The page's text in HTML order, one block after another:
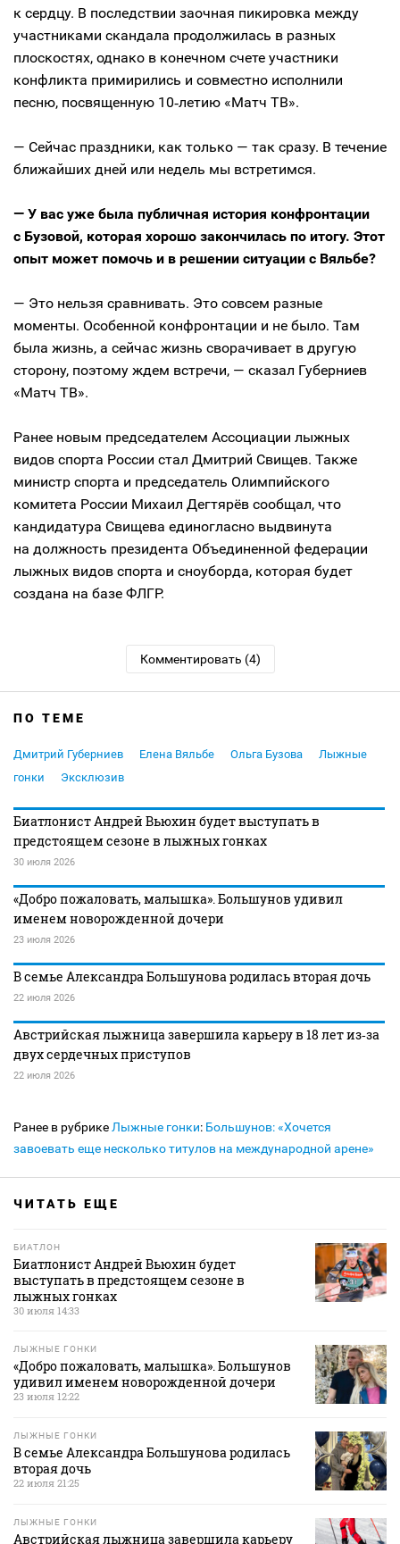
к сердцу. В последствии заочная пикировка между
участниками скандала продолжилась в разных
плоскостях, однако в конечном счете участники
конфликта примирились и совместно исполнили
песню, посвященную 10‑летию «Матч ТВ».
— Сейчас праздники, как только — так сразу. В течение
ближайших дней или недель мы встретимся.
— У вас уже была публичная история конфронтации
с Бузовой, которая хорошо закончилась по итогу. Этот
опыт может помочь и в решении ситуации с Вяльбе?
— Это нельзя сравнивать. Это совсем разные
моменты. Особенной конфронтации и не было. Там
была жизнь, а сейчас жизнь сворачивает в другую
сторону, поэтому ждем встречи, — сказал Губерниев
«Матч ТВ».
Ранее новым председателем Ассоциации лыжных
видов спорта России стал Дмитрий Свищев. Также
министр спорта и председатель Олимпийского
комитета России Михаил Дегтярёв сообщал, что
кандидатура Свищева единогласно выдвинута
на должность президента Объединенной федерации
лыжных видов спорта и сноуборда, которая будет
создана на базе ФЛГР.
Комментировать (4)
ПО ТЕМЕ
Дмитрий Губерниев Елена Вяльбе Ольга Бузова
Лыжные
гонки
Эксклюзив
Биатлонист Андрей Вьюхин будет выступать в
предстоящем сезоне в лыжных гонках
30 июля 2026
«Добро пожаловать, малышка». Большунов удивил
именем новорожденной дочери
23 июля 2026
В семье Александра Большунова родилась вторая дочь
22 июля 2026
Австрийская лыжница завершила карьеру в 18 лет из‑за
двух сердечных приступов
22 июля 2026
Ранее в рубрике Лыжные гонки: Большунов: «Хочется
завоевать еще несколько титулов на международной арене»
ЧИТАТЬ ЕЩЕ
БИАТЛОН
Биатлонист Андрей Вьюхин будет
выступать в предстоящем сезоне в
лыжных гонках
30 июля 14:33
ЛЫЖНЫЕ ГОНКИ
«Добро пожаловать, малышка». Большунов
удивил именем новорожденной дочери
23 июля 12:22
ЛЫЖНЫЕ ГОНКИ
В семье Александра Большунова родилась
вторая дочь
22 июля 21:25
ЛЫЖНЫЕ ГОНКИ
Австрийская лыжница завершила карьеру